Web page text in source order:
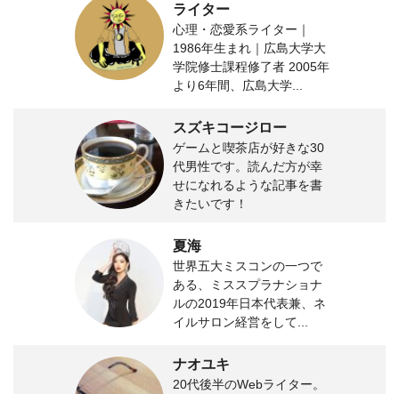
ライター
心理・恋愛系ライター｜
1986年生まれ｜広島大学大
学院修士課程修了者 2005年
より6年間、広島大学...
スズキコージロー
ゲームと喫茶店が好きな30
代男性です。読んだ方が幸
せになれるような記事を書
きたいです！
夏海
世界五大ミスコンの一つで
ある、ミススプラナショナ
ルの2019年日本代表兼、ネ
イルサロン経営をして...
ナオユキ
20代後半のWebライター。